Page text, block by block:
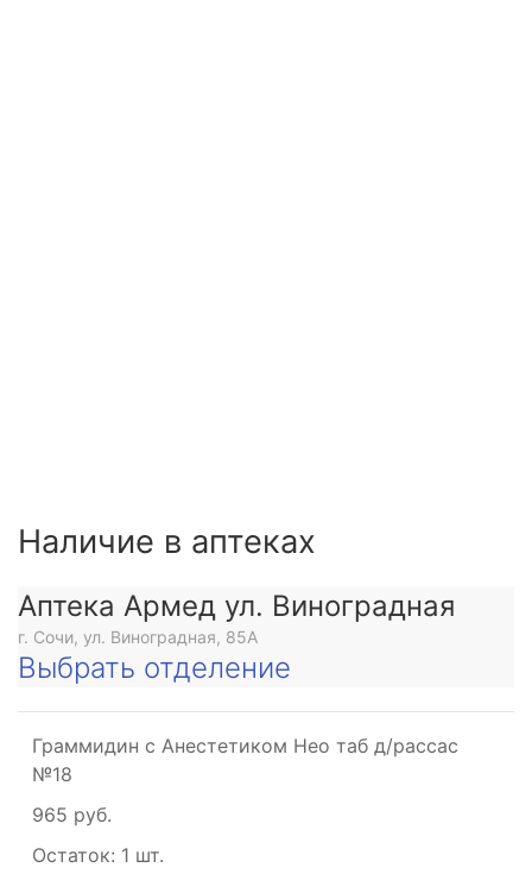
Наличие в аптеках
Аптека Армед ул. Виноградная
г. Сочи, ул. Виноградная, 85А
Выбрать отделение
Граммидин с Анестетиком Нео таб д/рассас
№18
965 руб.
Остаток: 1 шт.